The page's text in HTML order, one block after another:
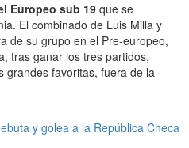
Europeo sub 19 que se
El combinado de Luis Milla y
de su grupo en el Pre-europeo,
tras ganar los tres partidos,
grandes favoritas, fuera de la